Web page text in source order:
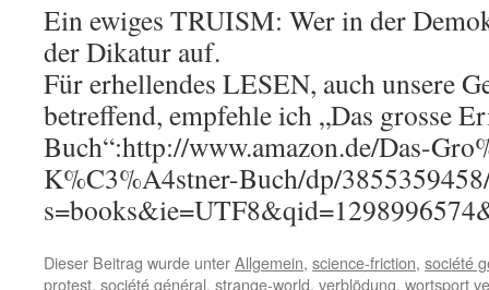
Ein ewiges TRUISM: Wer in der
der Dikatur auf.
Für erhellendes LESEN, auch unsere
betreffend, empfehle ich „Das grosse
Buch“:http://www.amazon.de/Das-
K%C3%A4stner-Buch/dp/
Dieser Beitrag wurde unterAllgemein, science-friction, société
protest, société général, strange-world, verblödung, wortsport